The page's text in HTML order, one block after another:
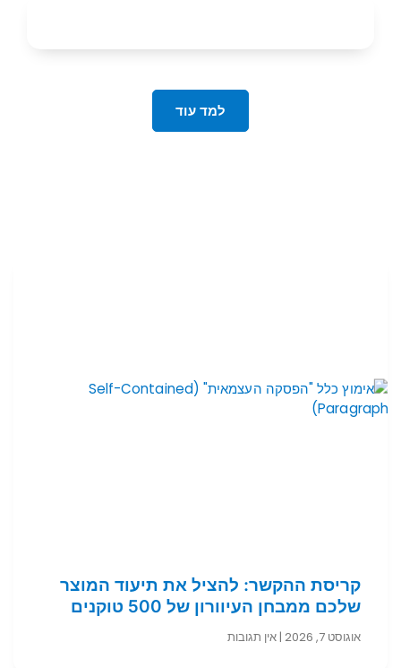
למד עוד
קריסת ההקשר: להציל את תיעוד המוצר
שלכם ממבחן העיוורון של 500 טוקנים
אוגוסט 7, 2026 אין תגובות